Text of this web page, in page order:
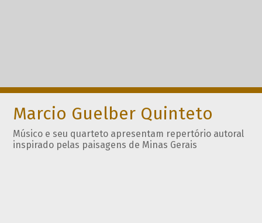
Marcio Guelber Quinteto
Músico e seu quarteto apresentam repertório autoral
inspirado pelas paisagens de Minas Gerais